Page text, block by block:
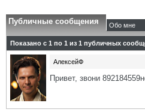
Публичные сообщения Обо мне
Показано с 1 по 1 из 1 публичных
АлексейФ
Привет, звони